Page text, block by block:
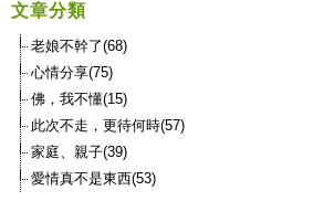
文章分類
老娘不幹了(68)
心情分享(75)
佛，我不懂(15)
此次不走，更待何時(57)
家庭、親子(39)
愛情真不是東西(53)